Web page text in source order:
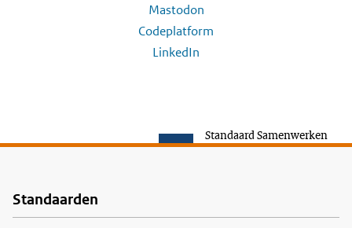
Mastodon
Codeplatform
LinkedIn
Standaard Samenwerken
Voet
Standaarden